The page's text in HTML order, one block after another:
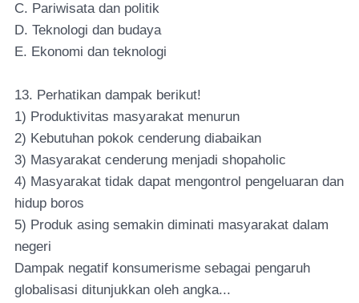
C. Pariwisata dan politik
D. Teknologi dan budaya
E. Ekonomi dan teknologi
13. Perhatikan dampak berikut!
1) Produktivitas masyarakat menurun
2) Kebutuhan pokok cenderung diabaikan
3) Masyarakat cenderung menjadi shopaholic
4) Masyarakat tidak dapat mengontrol pengeluaran dan
hidup boros
5) Produk asing semakin diminati masyarakat dalam
negeri
Dampak negatif konsumerisme sebagai pengaruh
globalisasi ditunjukkan oleh angka...